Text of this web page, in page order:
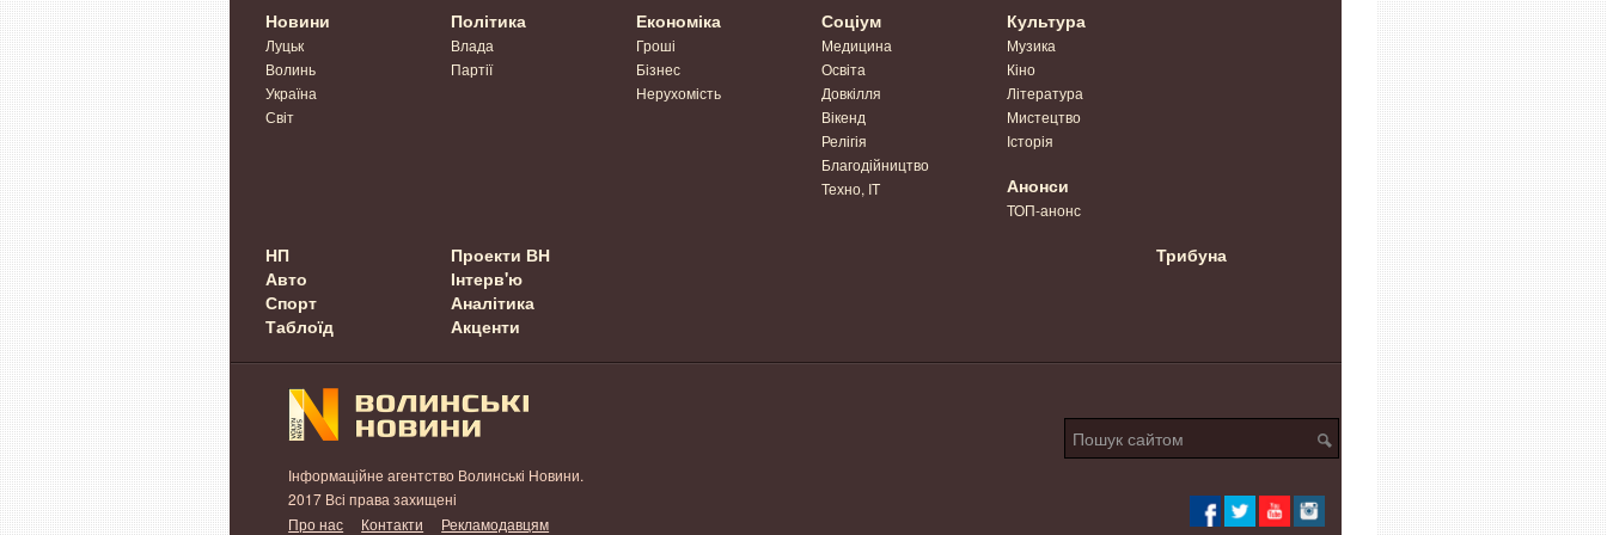
Новини
Луцьк
Волинь
Україна
Світ
Політика
Влада
Партії
Економіка
Гроші
Бізнес
Нерухомість
Соціум
Медицина
Освіта
Довкілля
Вікенд
Релігія
Благодійництво
Техно, IT
Культура
Музика
Кіно
Література
Мистецтво
Історія
Анонси
ТОП-анонс
НП
Авто
Спорт
Таблоїд
Проекти ВН
Інтерв'ю
Аналітика
Акценти
Трибуна
Інформаційне агентство Волинські Новини.
2017 Всі права захищені
Про нас
Контакти Рекламодавцям